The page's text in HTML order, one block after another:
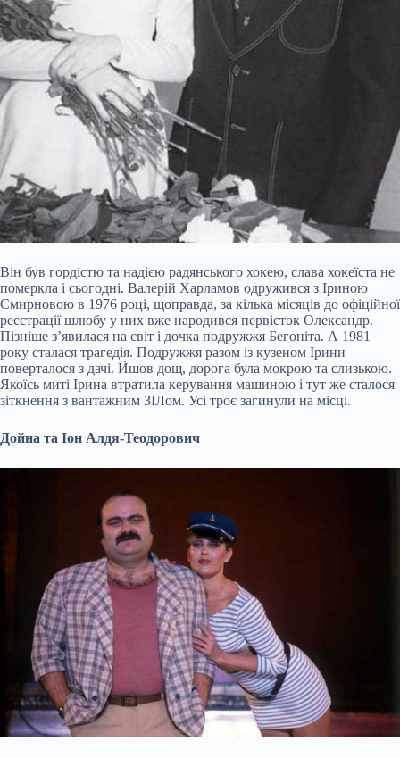
Він був гордістю та надією радянського хокею, слава хокеїста не
померкла і сьогодні. Валерій Харламов одружився з Іриною
Смирновою в 1976 році, щоправда, за кілька місяців до офіційної
реєстрації шлюбу у них вже народився первісток Олександр.
Пізніше з’явилася на світ і дочка подружжя Бегоніта. А 1981
року сталася трагедія. Подружжя разом із кузеном Ірини
поверталося з дачі. Йшов дощ, дорога була мокрою та слизькою.
Якоїсь миті Ірина втратила керування машиною і тут же сталося
зіткнення з вантажним ЗІЛом. Усі троє загинули на місці.
Дойна та Іон Алдя-Теодорович